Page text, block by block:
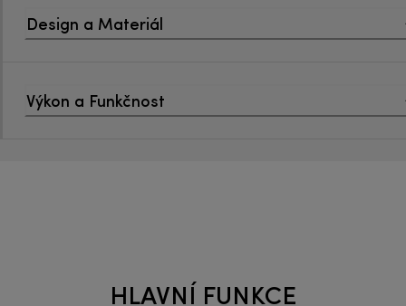
Design a Materiál
Výkon a Funkčnost
HLAVNÍ FUNKCE